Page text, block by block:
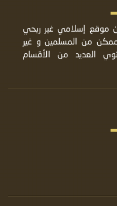
موقع إسلامي غير ربحي
ممكن من المسلمين و غير
العديد من الأقسام